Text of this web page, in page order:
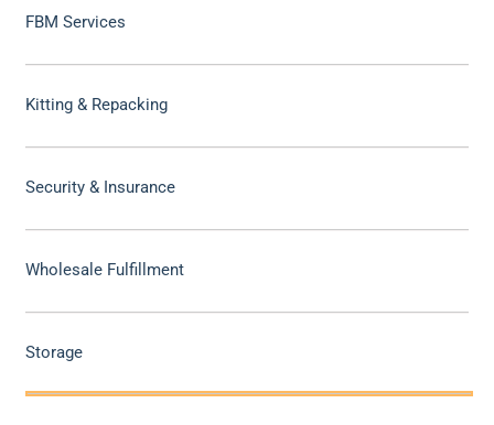
FBM Services
Kitting & Repacking
Security & Insurance
Wholesale Fulfillment
Storage